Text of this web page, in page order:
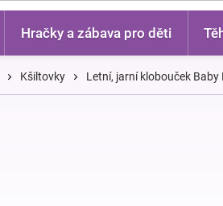
Hračky a zábava pro děti
Kšiltovky Letní, jarní klobouček